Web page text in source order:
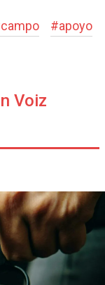
campo #apoyo
Voiz